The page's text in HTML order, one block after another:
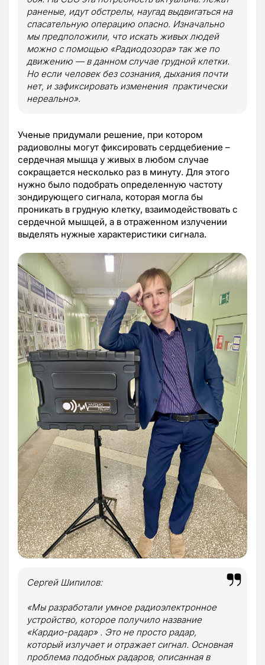
раненые, идут обстрелы, наугад выдвигаться на
спасательную операцию опасно. Изначально
мы предположили, что искать живых людей
можно с помощью «Радиодозора» так же по
движению — в данном случае грудной клетки.
Но если человек без сознания, дыхания почти
нет, и зафиксировать изменения практически
нереально».
Ученые придумали решение, при котором
радиоволны могут фиксировать сердцебиение –
сердечная мышца у живых в любом случае
сокращается несколько раз в минуту. Для этого
нужно было подобрать определенную частоту
зондирующего сигнала, которая могла бы
проникать в грудную клетку, взаимодействовать с
сердечной мышцей, а в отраженном излучении
выделять нужные характеристики сигнала.
Сергей Шипилов:
«Мы разработали умное радиоэлектронное
устройство, которое получило название
«Кардио-радар». Это не просто радар,
который излучает и отражает сигнал. Основная
проблема подобных радаров, описанная в